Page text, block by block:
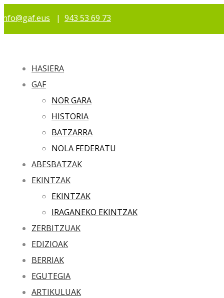
info@gaf.eus | 943 53 69 73
HASIERA
GAF
NOR GARA
HISTORIA
BATZARRA
NOLA FEDERATU
ABESBATZAK
EKINTZAK
EKINTZAK
IRAGANEKO EKINTZAK
ZERBITZUAK
EDIZIOAK
BERRIAK
EGUTEGIA
ARTIKULUAK